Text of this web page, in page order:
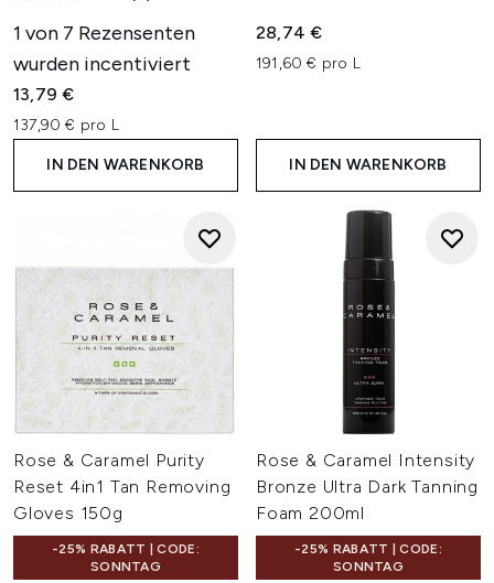
1 von 7 Rezensenten
wurden incentiviert
13,79 €
137,90 € pro L
IN DEN WARENKORB
28,74 €
191,60 € pro L
IN DEN WARENKORB
Rose & Caramel Purity
Reset 4in1 Tan Removing
Gloves 150g
-25% RABATT | CODE:
SONNTAG
Rose & Caramel Intensity
Bronze Ultra Dark Tanning
Foam 200ml
-25% RABATT | CODE:
SONNTAG